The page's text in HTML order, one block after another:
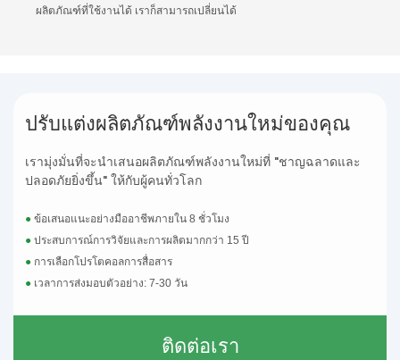
ผลิตภัณฑ์ที่ใช้งานได้ เราก็สามารถเปลี่ยนได้
ปรับแต่งผลิตภัณฑ์พลังงานใหม่ของคุณ
เรามุ่งมั่นที่จะนำเสนอผลิตภัณฑ์พลังงานใหม่ที่ "ชาญฉลาดและ
ปลอดภัยยิ่งขึ้น" ให้กับผู้คนทั่วโลก
●ข้อเสนอแนะอย่างมืออาชีพภายใน 8 ชั่วโมง
●ประสบการณ์การวิจัยและการผลิตมากกว่า 15 ปี
● การเลือกโปรโตคอลการสื่อสาร
● เวลาการส่งมอบตัวอย่าง: 7-30 วัน
ติดต่อเรา